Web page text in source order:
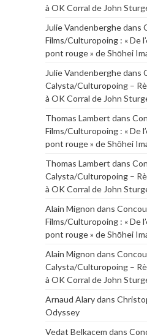
à OK Corral de John
Julie Vandenberghedans
Films/Culturopoing : « De
pont rouge » de Shōhei
Julie Vandenberghedans
Calysta/Culturopoing –
à OK Corral de John
Thomas Lambert dans
Films/Culturopoing : « De
pont rouge » de Shōhei
Thomas Lambert dans
Calysta/Culturopoing –
à OK Corral de John
Alain Mignon dans
Films/Culturopoing : « De
pont rouge » de Shōhei
Alain Mignon dans
Calysta/Culturopoing –
à OK Corral de John
Arnaud Alarydans
Odyssey
Vedat Belkacem dans